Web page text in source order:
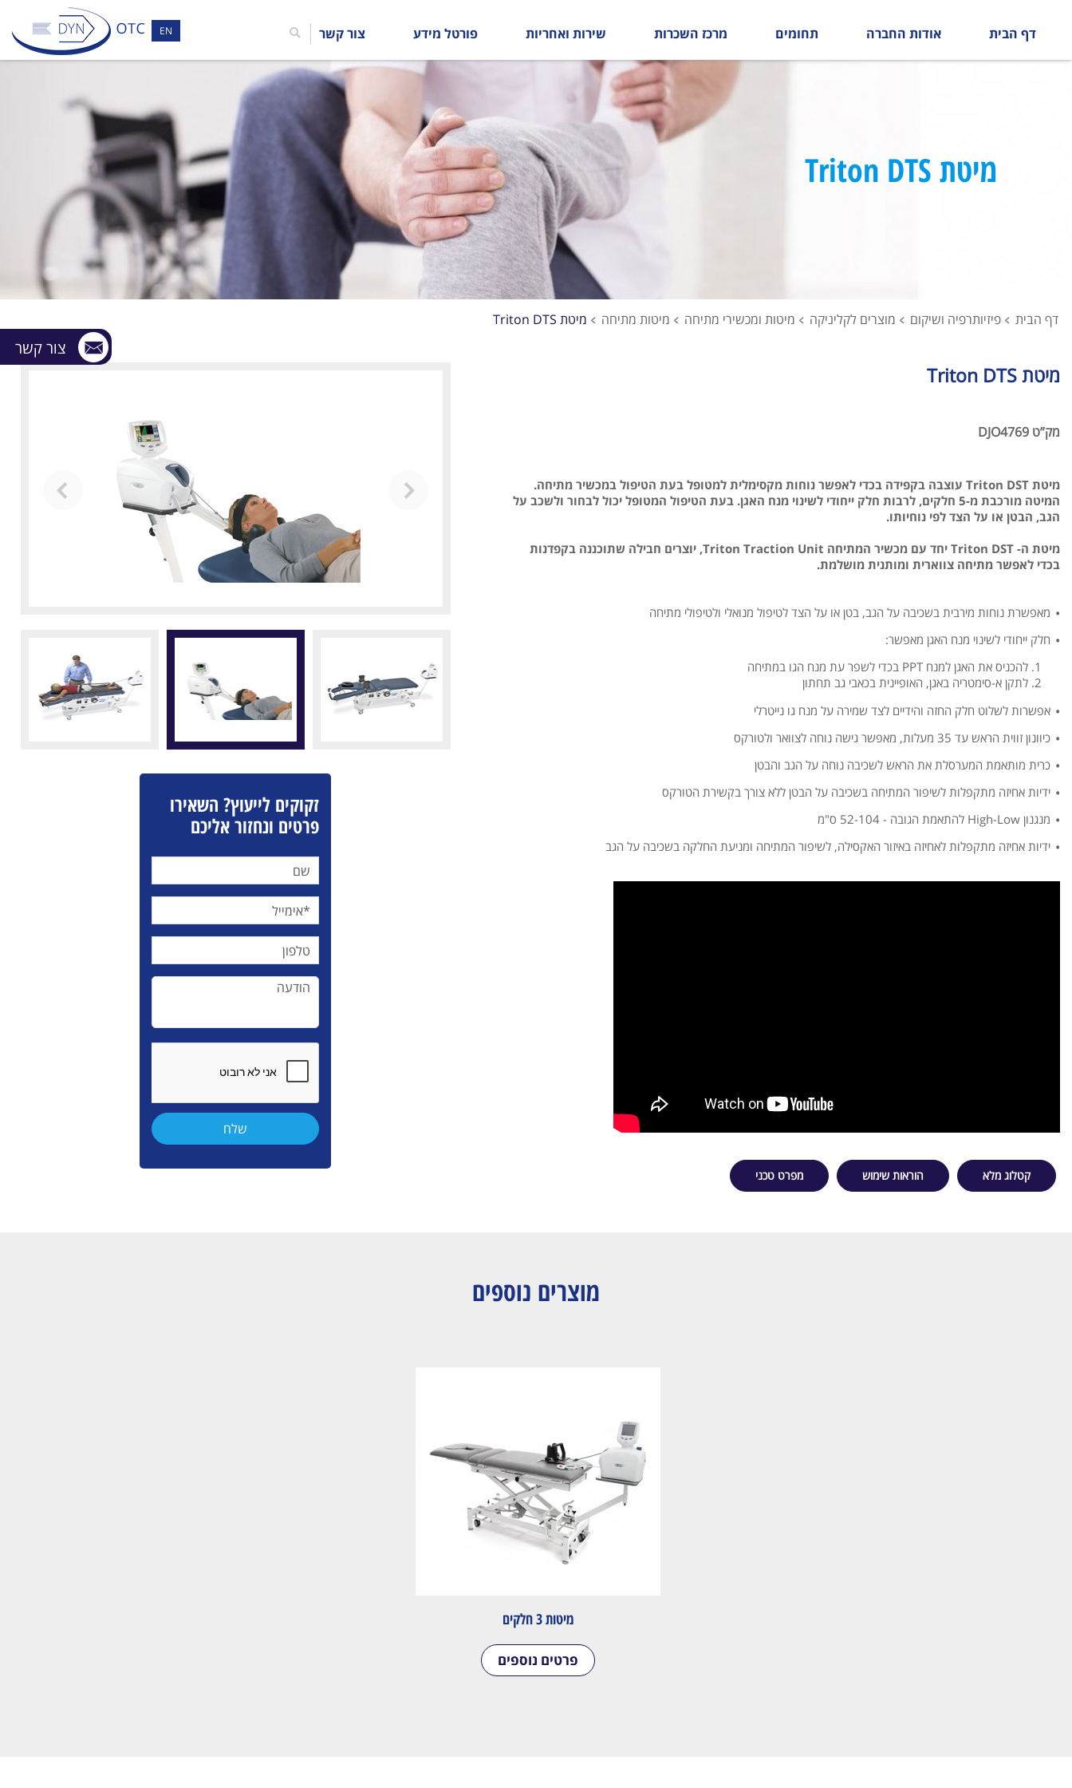
צור קשר
EN דף הבית אודות החברה תחומים מרכז השכרות שירות ואחריות פורטל מידע צור קשר
מיטת Triton DTS
דף הבית פיזיותרפיה ושיקום מוצרים לקליניקה מיטות ומכשירי מתיחה מיטות מתיחה מיטת Triton DTS
מיטת Triton DTS
מק”ט DJO4769
מיטת Triton DST עוצבה בקפידה בכדי לאפשר נוחות מקסימלית למטופל בעת הטיפול במכשיר מתיחה.
המיטה מורכבת מ-5 חלקים, לרבות חלק ייחודי לשינוי מנח האגן. בעת הטיפול המטופל יכול לבחור ולשכב על
הגב, הבטן או על הצד לפי נוחיותו.
מיטת ה- Triton DST יחד עם מכשיר המתיחה Triton Traction Unit, יוצרים חבילה שתוכננה בקפדנות
בכדי לאפשר מתיחה צווארית ומותנית מושלמת.
מאפשרת נוחות מירבית בשכיבה על הגב, בטן או על הצד לטיפול מנואלי ולטיפולי מתיחה
חלק ייחודי לשינוי מנח האגן מאפשר:
להכניס את האגן למנח PPT בכדי לשפר עת מנח הגו במתיחה
לתקן א-סימטריה באגן, האופיינית בכאבי גב תחתון
אפשרות לשלוט חלק החזה והידיים לצד שמירה על מנח גו נייטרלי
כיוונון זווית הראש עד 35 מעלות, מאפשר גישה נוחה לצוואר ולטורקס
כרית מותאמת המערסלת את הראש לשכיבה נוחה על הגב והבטן
ידיות אחיזה מתקפלות לשיפור המתיחה בשכיבה על הבטן ללא צורך בקשירת הטורקס
מנגנון High-Low להתאמת הגובה - 52-104 ס"מ
ידיות אחיזה מתקפלות לאחיזה באיזור האקסילה, לשיפור המתיחה ומניעת החלקה בשכיבה על הגב
קטלוג מלא הוראות שימוש מפרט טכני
זקוקים לייעוץ? השאירו
פרטים ונחזור אליכם
מוצרים נוספים
מיטות 3 חלקים
פרטים נוספים